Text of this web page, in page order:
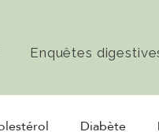
Enquêtes
Diabète